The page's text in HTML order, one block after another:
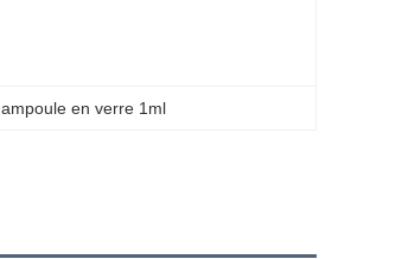
, ampoule en verre 1ml